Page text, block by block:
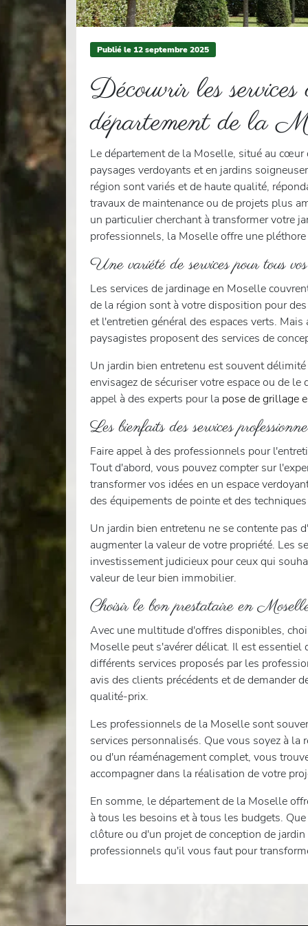
Publié le 12septembre 2025
Découvrir les
département de la
Le département de la Moselle, situé au
paysages verdoyants et en jardins
région sont variés et de haute qualité,
travaux de maintenance ou de projets plus
un particulier cherchant à transformer votre
professionnels, la Moselle offre une
Une variété de services pour tous
Les services de jardinage en Moselle
de la région sont à votre disposition pour
et l'entretien général des espaces verts.
paysagistes proposent des services de
Un jardin bien entretenu est souvent
envisagez de sécuriser votre espace ou de
appel à des experts pour la pose de grillage
Les bienfaits des services
Faire appel à des professionnels pour
Tout d'abord, vous pouvez compter sur
transformer vos idées en un espace
des équipements de pointe et des
Un jardin bien entretenu ne se contente pas
augmenter la valeur de votre propriété. Les
investissement judicieux pour ceux qui
valeur de leur bien immobilier.
Choisir le bon prestataire en
Avec une multitude d'offres disponibles,
Moselle peut s'avérer délicat. Il est
différents services proposés par les
avis des clients précédents et de demander
qualité-prix.
Les professionnels de la Moselle sont
services personnalisés. Que vous soyez à
ou d'un réaménagement complet, vous
accompagner dans la réalisation de votre
En somme, le département de la Moselle
à tous les besoins et à tous les budgets.
clôture ou d'un projet de conception de
professionnels qu'il vous faut pour